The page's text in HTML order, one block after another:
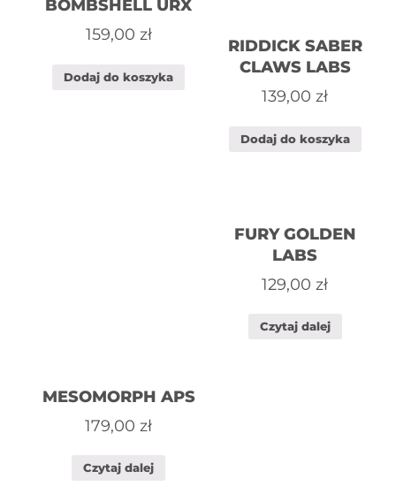
BOMBSHELL URX
159,00 zł
Dodaj do koszyka
RIDDICK SABER
CLAWS LABS
139,00zł
Dodaj do koszyka
MESOMORPH APS
179,00zł
Czytaj dalej
FURY GOLDEN
LABS
129,00zł
Czytaj dalej